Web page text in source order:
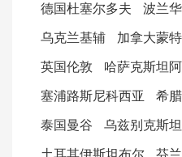
德国杜塞尔多夫 波兰
乌克兰基辅
加拿大蒙
英国伦敦
哈萨克斯坦
塞浦路斯尼科西亚
希
泰国曼谷
乌兹别克斯